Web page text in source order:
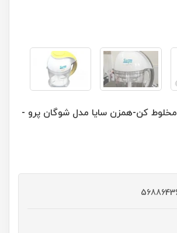
كن-همزن سایا مدل شوگان پرو -